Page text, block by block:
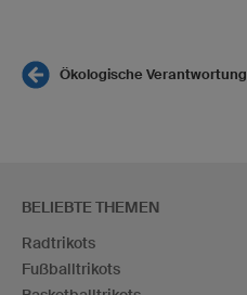
Ökologische Verantwortung
BELIEBTE THEMEN
Radtrikots
Fußballtrikots